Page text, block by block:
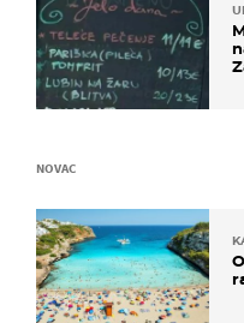
NOVAC